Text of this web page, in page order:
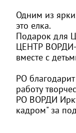
Одним из
это елка.
Подарок для
ЦЕНТР ВОРДИ-
вместе с
РО
работу
РО ВОРДИ
кадром" за